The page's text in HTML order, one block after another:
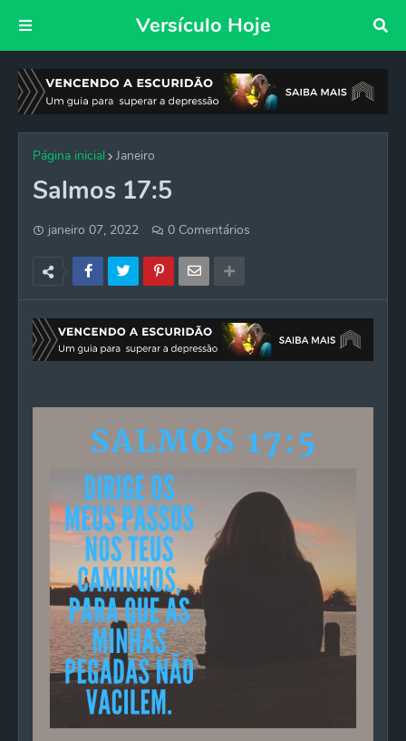
Versículo Hoje
Página inicial Janeiro
Salmos 17:5
janeiro 07, 2022 0 Comentários